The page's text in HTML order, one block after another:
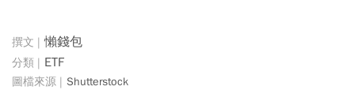
懶錢包
ETF
Shutterstock